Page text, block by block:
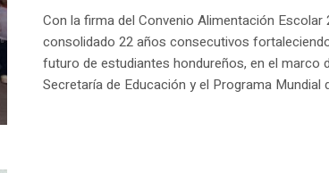
Con la firma del Convenio Alimentación Escolar
consolidado 22 años consecutivos
futuro de estudiantes hondureños, en el marco
Secretaría de Educación y el Programa Mundial